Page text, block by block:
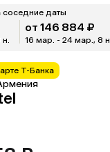
даты
от 146 884 ₽
16 мар. - 24 мар., 8 н.
Т-Банка